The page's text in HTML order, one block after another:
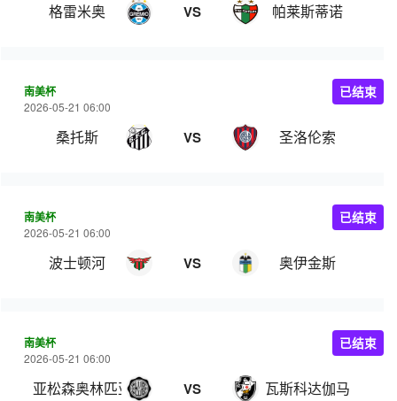
格雷米奥 VS 帕莱斯蒂诺
南美杯
2026-05-21 06:00
桑托斯 VS 圣洛伦索
已结束
南美杯
2026-05-21 06:00
波士顿河 VS 奥伊金斯
已结束
南美杯
2026-05-21 06:00
亚松森奥林匹亚 VS 瓦斯科达伽马
已结束